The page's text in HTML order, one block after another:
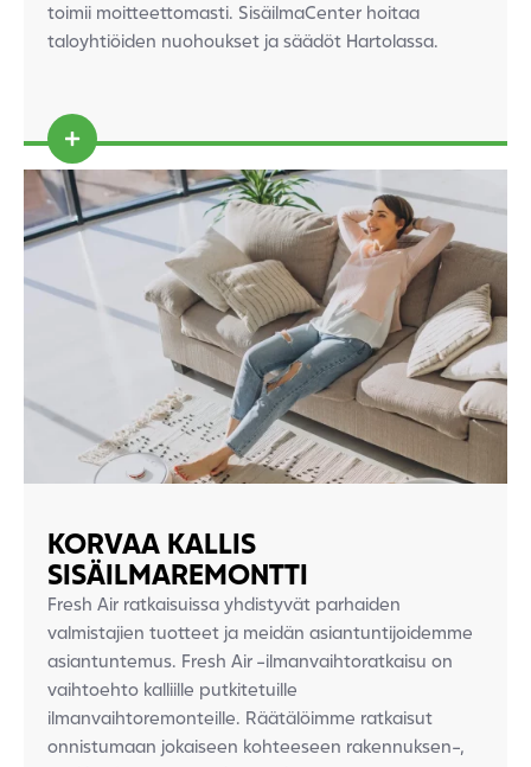
toimii moitteettomasti. SisäilmaCenter hoitaa
taloyhtiöiden nuohoukset ja säädöt Hartolassa.
KORVAA KALLIS
SISÄILMAREMONTTI
Fresh Air ratkaisuissa yhdistyvät parhaiden
valmistajien tuotteet ja meidän asiantuntijoidemme
asiantuntemus. Fresh Air -ilmanvaihtoratkaisu on
vaihtoehto kalliille putkitetuille
ilmanvaihtoremonteille. Räätälöimme ratkaisut
onnistumaan jokaiseen kohteeseen rakennuksen-,